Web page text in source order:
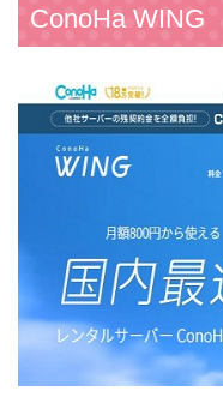
ConoHa WING